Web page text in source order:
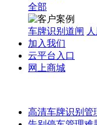
全部
车牌识别道闸
加入我们
云平台入口
网上商城
高清车牌识别管